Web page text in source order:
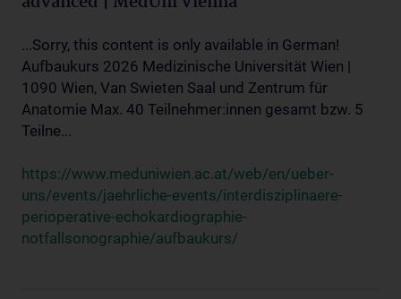
...Sorry, this content is only available in German!
Aufbaukurs 2026 Medizinische Universität Wien |
1090 Wien, Van Swieten Saal und Zentrum für
Anatomie Max. 40 Teilnehmer:innen gesamt bzw. 5
Teilne...
https://www.meduniwien.ac.at/web/en/ueber-
uns/events/jaehrliche-events/interdisziplinaere-
perioperative-echokardiographie-
notfallsonographie/aufbaukurs/